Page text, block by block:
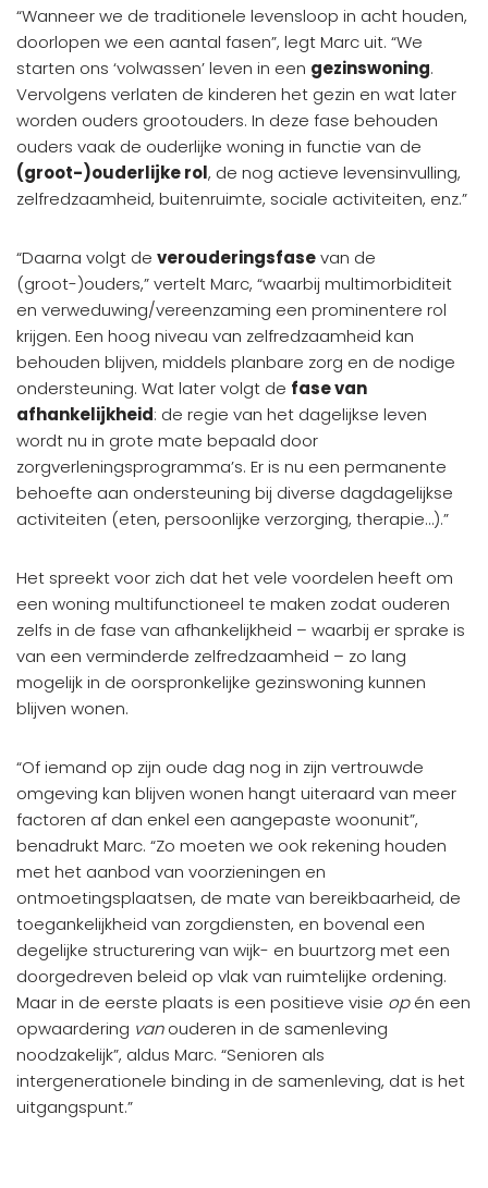
“Wanneer we de traditionele levensloop in acht houden,
doorlopen we een aantal fasen”, legt Marc uit. “We
starten ons ‘volwassen’ leven in een gezinswoning.
Vervolgens verlaten de kinderen het gezin en wat later
worden ouders grootouders. In deze fase behouden
ouders vaak de ouderlijke woning in functie van de
(groot-)ouderlijke rol, de nog actieve levensinvulling,
zelfredzaamheid, buitenruimte, sociale activiteiten, enz.”
“Daarna volgt de verouderingsfasevan de
(groot-)ouders,” vertelt Marc, “waarbij multimorbiditeit
en verweduwing/vereenzaming een prominentere rol
krijgen. Een hoog niveau van zelfredzaamheid kan
behouden blijven, middels planbare zorg en de nodige
ondersteuning. Wat later volgt de fase van
afhankelijkheid: de regie van het dagelijkse leven
wordt nu in grote mate bepaald door
zorgverleningsprogramma’s. Er is nu een permanente
behoefte aan ondersteuning bij diverse dagdagelijkse
activiteiten (eten, persoonlijke verzorging, therapie…).”
Het spreekt voor zich dat het vele voordelen heeft om
een woning multifunctioneel te maken zodat ouderen
zelfs in de fase van afhankelijkheid – waarbij er sprake is
van een verminderde zelfredzaamheid – zo lang
mogelijk in de oorspronkelijke gezinswoning kunnen
blijven wonen.
“Of iemand op zijn oude dag nog in zijn vertrouwde
omgeving kan blijven wonen hangt uiteraard van meer
factoren af dan enkel een aangepaste woonunit”,
benadrukt Marc. “Zo moeten we ook rekening houden
met het aanbod van voorzieningen en
ontmoetingsplaatsen, de mate van bereikbaarheid, de
toegankelijkheid van zorgdiensten, en bovenal een
degelijke structurering van wijk- en buurtzorg met een
doorgedreven beleid op vlak van ruimtelijke ordening.
Maar in de eerste plaats is een positieve visie opén een
opwaardering vanouderen in de samenleving
noodzakelijk”, aldus Marc. “Senioren als
intergenerationele binding in de samenleving, dat is het
uitgangspunt.”